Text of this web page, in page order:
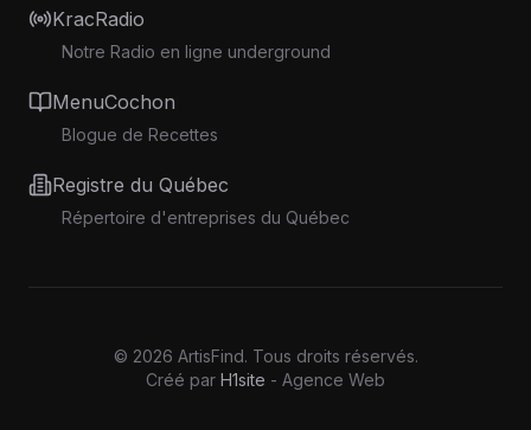
KracRadio
Notre Radio en ligne underground
MenuCochon
Blogue de Recettes
Registre du Québec
Répertoire d'entreprises du Québec
© 2026 ArtisFind. Tous droits réservés.
Créé par H1site - Agence Web